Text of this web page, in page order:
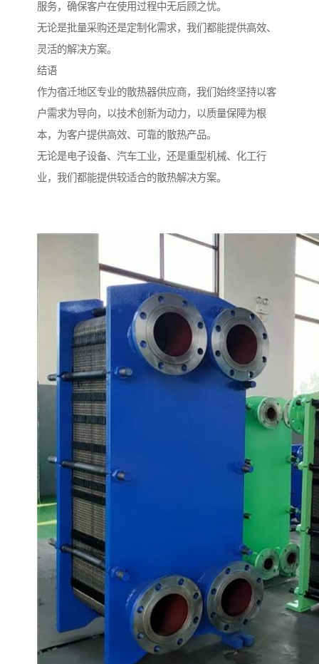
服务，确保客户在使用过程中无后顾之忧。
无论是批量采购还是定制化需求，我们都能提供高效、
灵活的解决方案。
结语
作为宿迁地区专业的散热器供应商，我们始终坚持以客
户需求为导向，以技术创新为动力，以质量保障为根
本，为客户提供高效、可靠的散热产品。
无论是电子设备、汽车工业，还是重型机械、化工行
业，我们都能提供较适合的散热解决方案。